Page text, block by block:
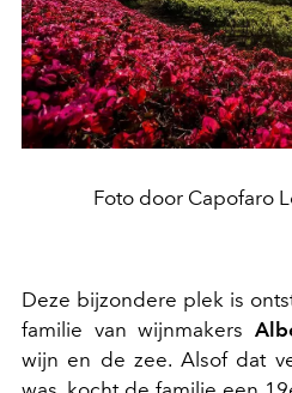
Foto door Capofaro
Deze bijzondere plek is
familie van wijnmakers
wijn en de zee. Alsof dat